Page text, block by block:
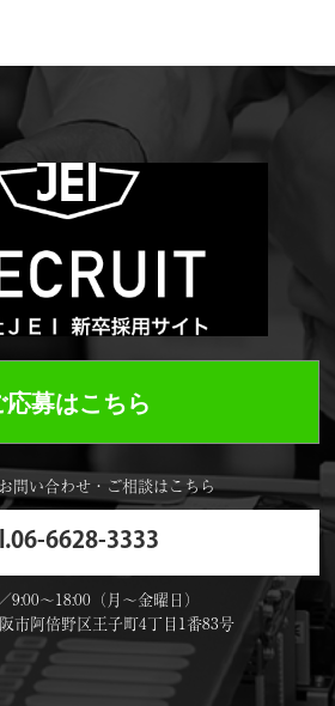
応募はこちら
問い合わせ・ご相談はこちら
6628-3333
9:00〜18:00（月〜金曜日）
市阿倍野区王子町4丁目1番83号